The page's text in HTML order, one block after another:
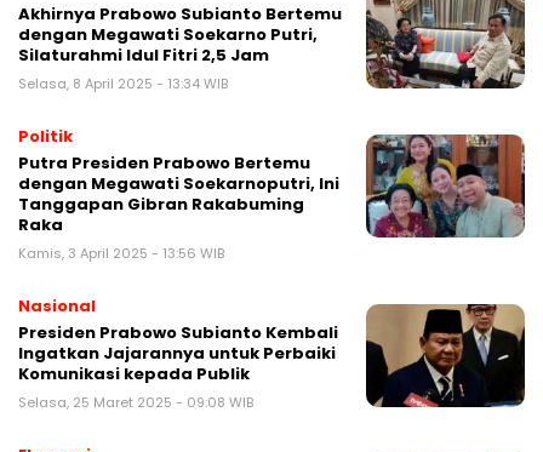
Akhirnya Prabowo Subianto Bertemu
dengan Megawati Soekarno Putri,
Silaturahmi Idul Fitri 2,5 Jam
Selasa, 8 April 2025 - 13:34 WIB
Politik
Putra Presiden Prabowo Bertemu
dengan Megawati Soekarnoputri, Ini
Tanggapan Gibran Rakabuming
Raka
Kamis, 3 April 2025 - 13:56 WIB
Nasional
Presiden Prabowo Subianto Kembali
Ingatkan Jajarannya untuk Perbaiki
Komunikasi kepada Publik
Selasa, 25 Maret 2025 - 09:08 WIB